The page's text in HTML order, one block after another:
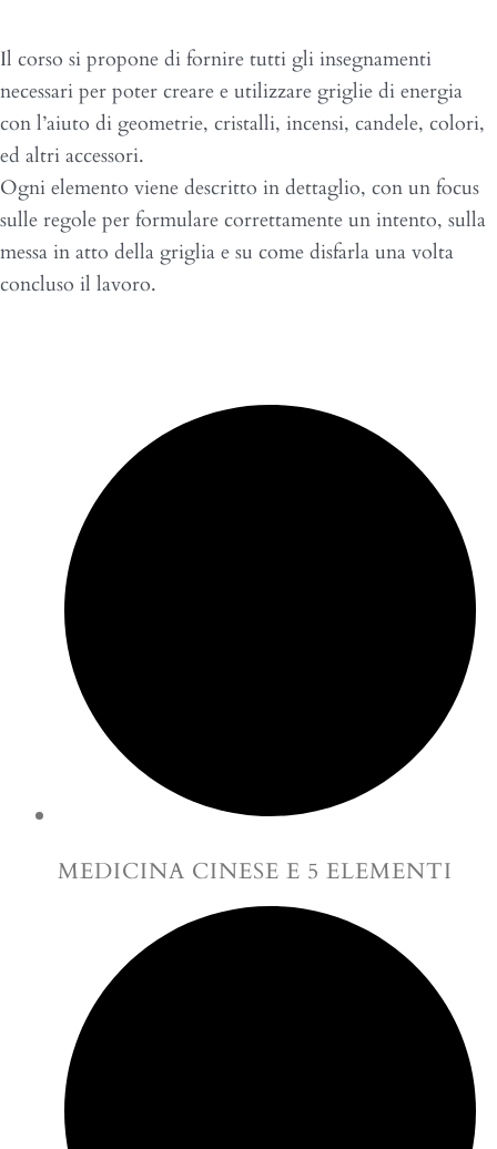
Il corso si propone di fornire tutti gli insegnamenti
necessari per poter creare e utilizzare griglie di energia
con l’aiuto di geometrie, cristalli, incensi, candele, colori,
ed altri accessori.
Ogni elemento viene descritto in dettaglio, con un focus
sulle regole per formulare correttamente un intento, sulla
messa in atto della griglia e su come disfarla una volta
concluso il lavoro.
MEDICINA CINESE E 5 ELEMENTI